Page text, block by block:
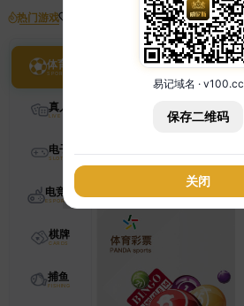
热门游戏
体育
真人
电子
电竞
棋牌
捕鱼
易记域名 · v100.cc
保存二维码
关闭